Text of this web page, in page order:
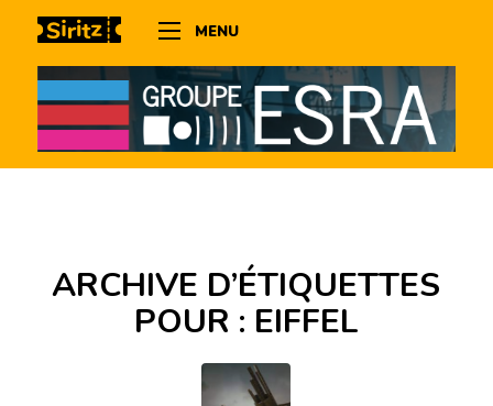
MENU
ARCHIVE D’ÉTIQUETTES
POUR : EIFFEL